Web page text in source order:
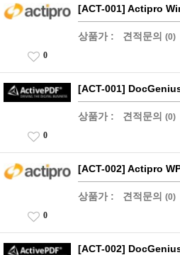
[ACT-001] Actipro
상품가 : 견적문의 (0)
0
[ACT-001]
상품가 : 견적문의 (0)
0
[ACT-002] Actipro
상품가 : 견적문의 (0)
0
[ACT-002]